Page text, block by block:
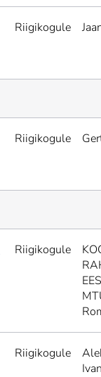
Riigikogule
Riigikogule
Riigikogule
Riigikogule